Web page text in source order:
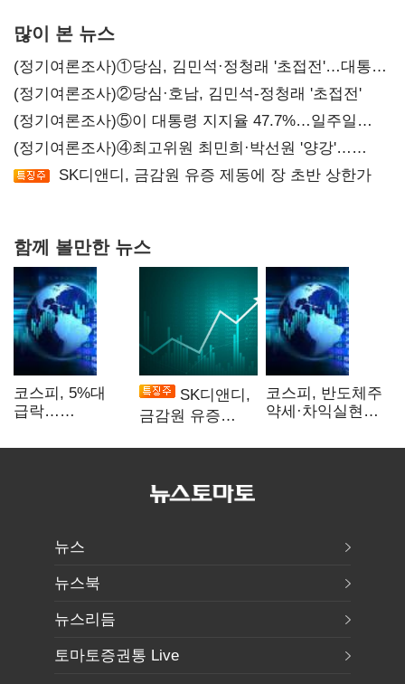
많이 본 뉴스
(정기여론조사)①당심, 김민석·정청래 '초접전'…대통령
지지도 '50% 아래로'(종합)
(정기여론조사)②당심·호남, 김민석-정청래 '초접전'
(정기여론조사)⑤이 대통령 지지율 47.7%…일주일
만에 다시 40%대
(정기여론조사)④최고위원 최민희·박선원 '양강'…
서미화·이성윤·임미애 뒤이어
SK디앤디, 금감원 유증 제동에 장 초반 상한가
함께 볼만한 뉴스
코스피, 5%대
급락…
발동
SK디앤디,
금감원 유증
상한가
코스피, 반도체주
약세·차익실현에
뉴스
뉴스북
뉴스리듬
토마토증권통 Live